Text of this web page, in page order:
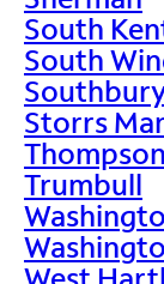
South
South
Storrs
Thompson
Trumbull